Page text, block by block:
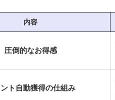
内容
圧倒的なお得感
ト自動獲得の仕組み